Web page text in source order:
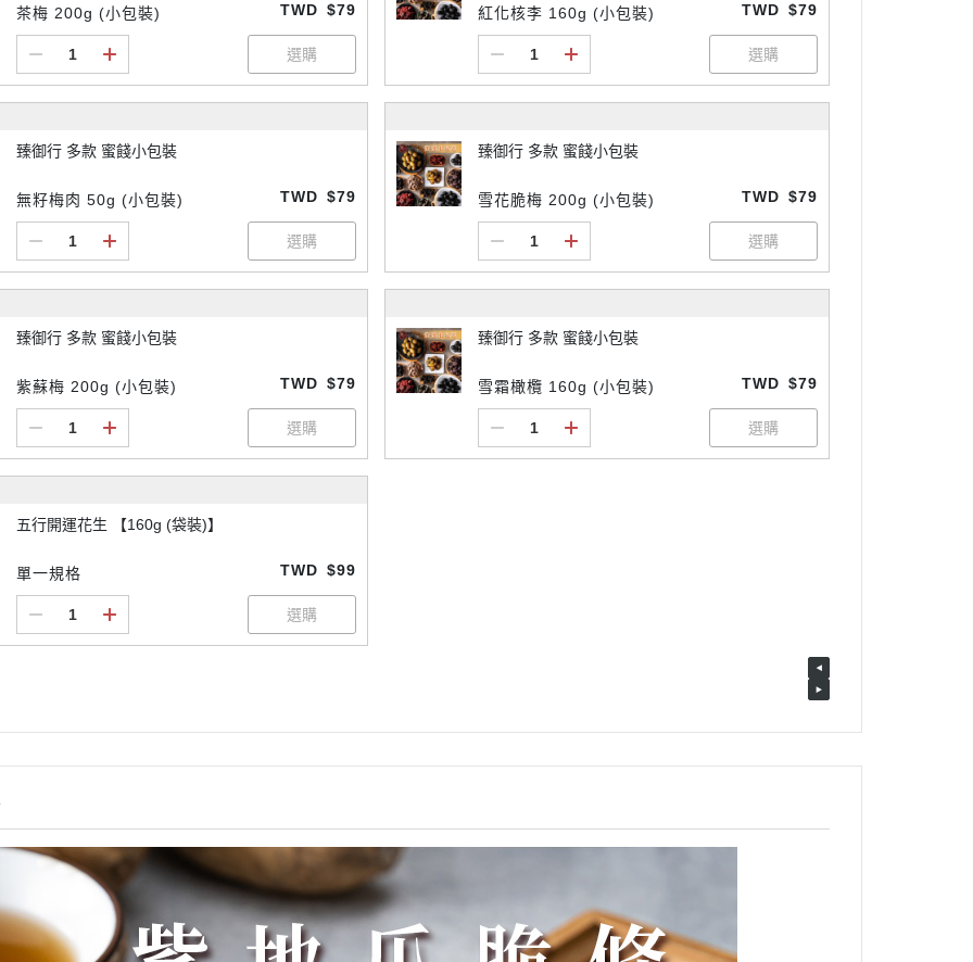
茶梅 200g (小包裝) TWD $79 紅化核李 160g (小包裝) TWD $79
臻御行 多款 蜜餞小包裝
無籽梅肉 50g (小包裝) TWD $79
臻御行 多款 蜜餞小包裝
雪花脆梅 200g (小包裝) TWD $79
臻御行 多款 蜜餞小包裝
紫蘇梅 200g (小包裝) TWD $79
臻御行 多款 蜜餞小包裝
雪霜橄欖 160g (小包裝) TWD $79
五行開運花生 【160g (袋裝)】
單一規格 TWD $99